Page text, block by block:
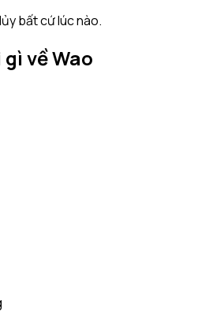
bất cứ lúc nào.
về Wao